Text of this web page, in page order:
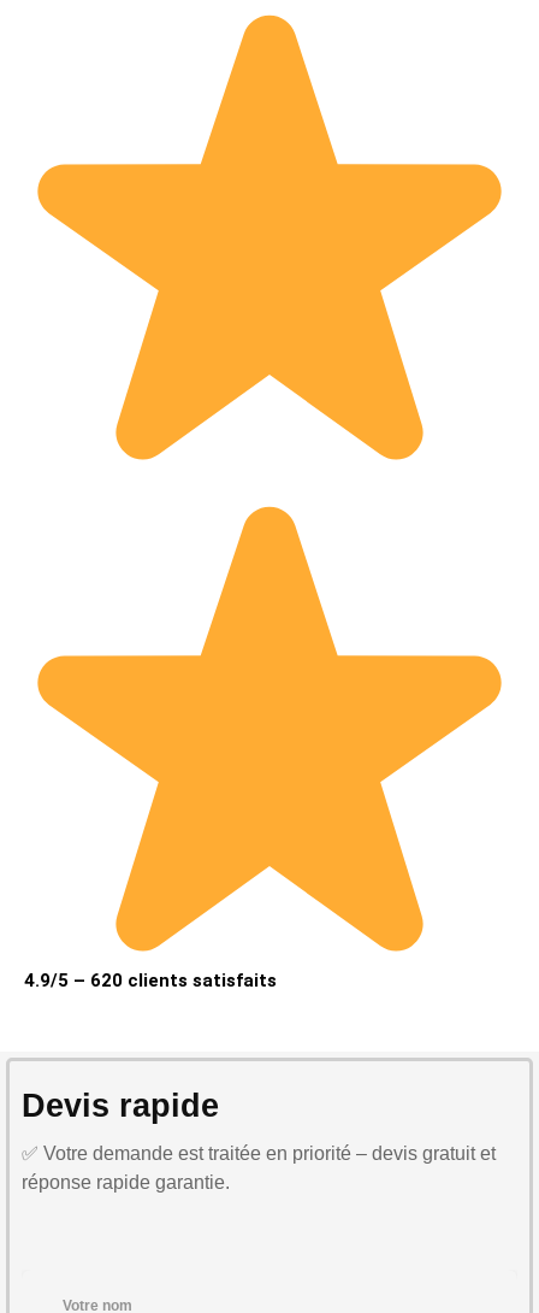
4.9/5 – 620 clients satisfaits
Devis rapide
✅ Votre demande est traitée en priorité – devis gratuit et
réponse rapide garantie.
Votre nom